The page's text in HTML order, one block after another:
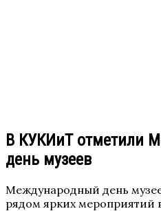
В КУКИиТ отметили
день музеев
Международный день
рядом ярких мероприятий